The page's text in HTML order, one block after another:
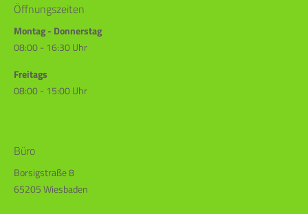
Öffnungszeiten
Montag - Donnerstag
08:00 - 16:30 Uhr
Freitags
08:00 - 15:00 Uhr
Büro
Borsigstraße 8
65205 Wiesbaden